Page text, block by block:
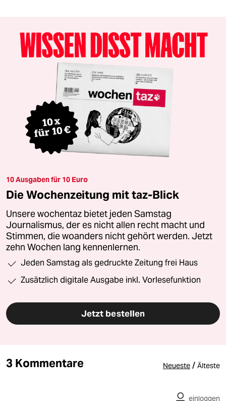
10 Ausgaben für 10 Euro
Die Wochenzeitung mit taz-Blick
Unsere wochentaz bietet jeden Samstag
Journalismus, der es nicht allen recht macht und
Stimmen, die woanders nicht gehört werden. Jetzt
zehn Wochen lang kennenlernen.
Jeden Samstag als gedruckte Zeitung frei Haus
Zusätzlich digitale Ausgabe inkl. Vorlesefunktion
Jetzt bestellen
3 Kommentare Neueste / Älteste
einloggen